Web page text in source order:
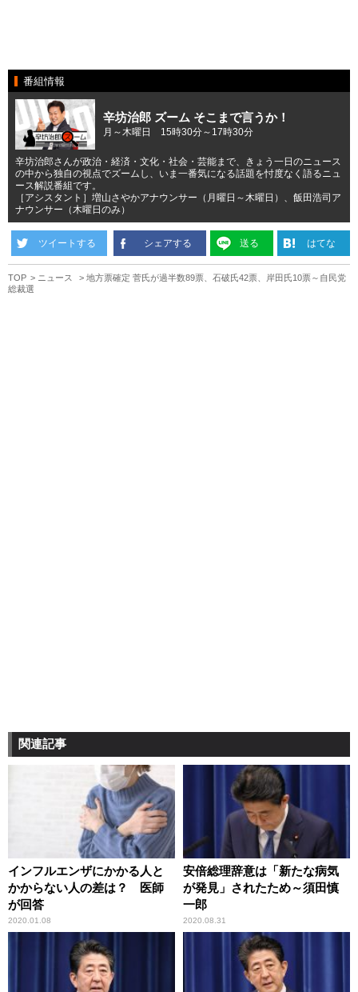
番組情報
辛坊治郎 ズーム そこまで言うか！
月～木曜日 15時30分～17時30分
辛坊治郎さんが政治・経済・文化・社会・芸能まで、きょう一日のニュース
の中から独自の視点でズームし、いま一番気になる話題を忖度なく語るニュ
ース解説番組です。
［アシスタント］増山さやかアナウンサー（月曜日～木曜日）、飯田浩司ア
ナウンサー（木曜日のみ）
ツイートする シェアする 送る はてな
TOP ニュース
地方票確定 菅氏が過半数89票、石破氏42票、岸田氏10票～自民党
総裁選
関連記事
インフルエンザにかかる人と
かからない人の差は？ 医師
が回答
2020.01.08
安倍総理辞意は「新たな病気
が発見」されたため～須田慎
一郎
2020.08.31